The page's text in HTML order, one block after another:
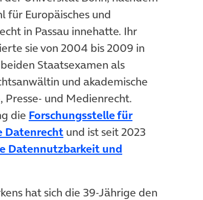
für Europäisches und
in Passau innehatte. Ihr
sie von 2004 bis 2009 in
Staatsexamen als
und akademische
und Medienrecht.
die Forschungsstelle für
Datenrecht(öffnet in neuem Tab)
und ist seit 2023
Datennutzbarkeit und
hat sich die 39-Jährige den